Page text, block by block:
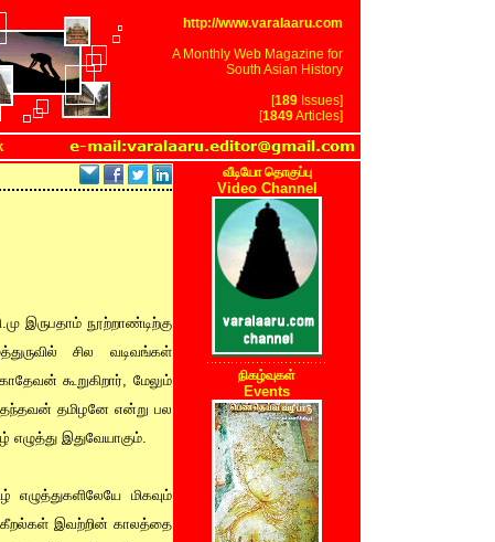
http://www.varalaaru.com
A Monthly Web Magazine for
South Asian History
[189Issues]
[1849Articles]
இருபதாம் நூற்றாண்டிற்கு
சில வடிவங்கள்
கூறுகிறார், மேலும்
தந்தவன் தமிழனே என்று பல
எழுத்து இதுவேயாகும்.
மிகவும்
கீறல்கள் இவற்றின் காலத்தை
வீடியோ தொகுப்பு
Video Channel
நிகழ்வுகள்
Events